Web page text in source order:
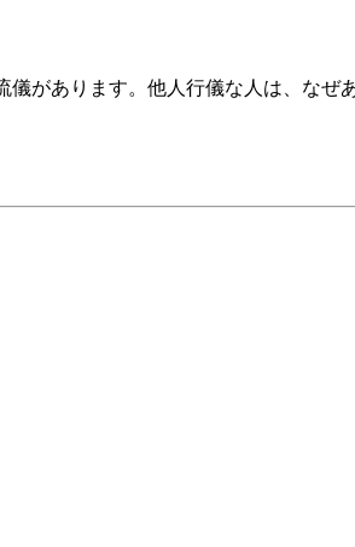
があります。他人行儀な人は、なぜ